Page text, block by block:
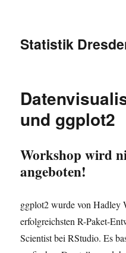
Statistik
und ggplot2
Workshop wird
angeboten!
ggplot2 wurde von Hadley
erfolgreichsten R-Paket-
Scientist bei RStudio. Es